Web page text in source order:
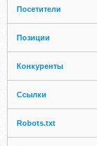
Посетители
Позиции
Конкуренты
Ссылки
Robots.txt